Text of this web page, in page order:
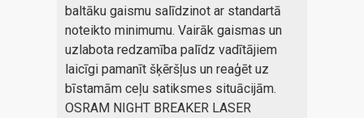
baltāku gaismu salīdzinot ar standartā
noteikto minimumu. Vairāk gaismas un
uzlabota redzamība palīdz vadītājiem
laicīgi pamanīt šķēršļus un reaģēt uz
bīstamām ceļu satiksmes situācijām.
OSRAM NIGHT BREAKER LASER